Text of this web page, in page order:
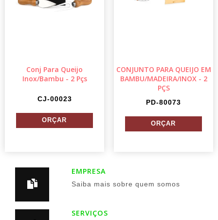
Conj Para Queijo
Inox/Bambu - 2 Pçs
CJ-00023
CONJUNTO PARA QUEIJO EM
BAMBU/MADEIRA/INOX - 2
PÇS
PD-80073
EMPRESA
Saiba mais sobre quem somos
SERVIÇOS